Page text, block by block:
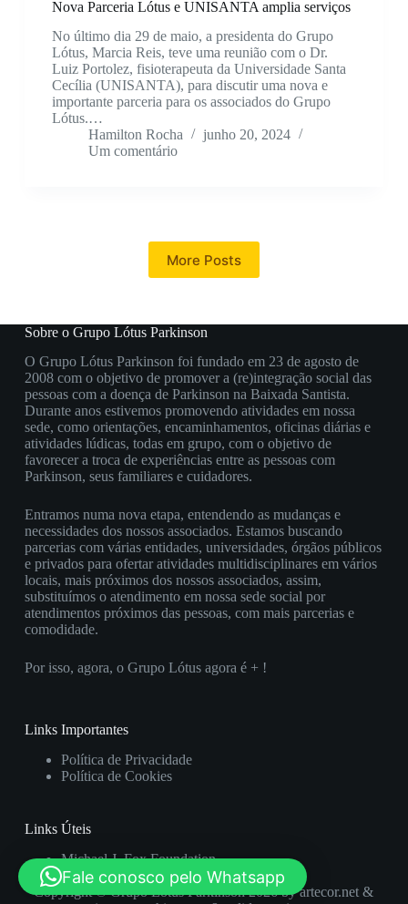
Nova Parceria Lótus e UNISANTA amplia serviços
No último dia 29 de maio, a presidenta do Grupo
Lótus, Marcia Reis, teve uma reunião com o Dr.
Luiz Portolez, fisioterapeuta da Universidade Santa
Cecília (UNISANTA), para discutir uma nova e
importante parceria para os associados do Grupo
Lótus.…
Hamilton Rocha
junho 20, 2024
Um comentário
More Posts
Sobre o Grupo Lótus Parkinson
O Grupo Lótus Parkinson foi fundado em 23 de agosto de
2008 com o objetivo de promover a (re)integração social das
pessoas com a doença de Parkinson na Baixada Santista.
Durante anos estivemos promovendo atividades em nossa
sede, como orientações, encaminhamentos, oficinas diárias e
atividades lúdicas, todas em grupo, com o objetivo de
favorecer a troca de experiências entre as pessoas com
Parkinson, seus familiares e cuidadores.
Entramos numa nova etapa, entendendo as mudanças e
necessidades dos nossos associados. Estamos buscando
parcerias com várias entidades, universidades, órgãos públicos
e privados para ofertar atividades multidisciplinares em vários
locais, mais próximos dos nossos associados, assim,
substituímos o atendimento em nossa sede social por
atendimentos próximos das pessoas, com mais parcerias e
comodidade.
Por isso, agora, o Grupo Lótus agora é + !
Links Importantes
Política de Privacidade
Política de Cookies
Links Úteis
Michael J. Fox Foundation
Rede Luci Montoro
Copyright © Grupo Lótus Parkinson 2026 byartecor.net &
Fale conosco pelo Whatsapp